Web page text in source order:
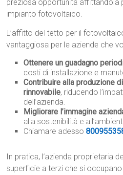
preziosa opportunità affittandola
impianto fotovoltaico.
L’affitto del tetto per il
vantaggiosa per le aziende che
Ottenere un guadagno
costi di installazione e
Contribuire alla produzione
rinnovabile, riducendo
dell’azienda.
Migliorare l’immagine
alla sostenibilità e
Chiamare adesso
In pratica, l’azienda proprietaria
superficie a terzi che si